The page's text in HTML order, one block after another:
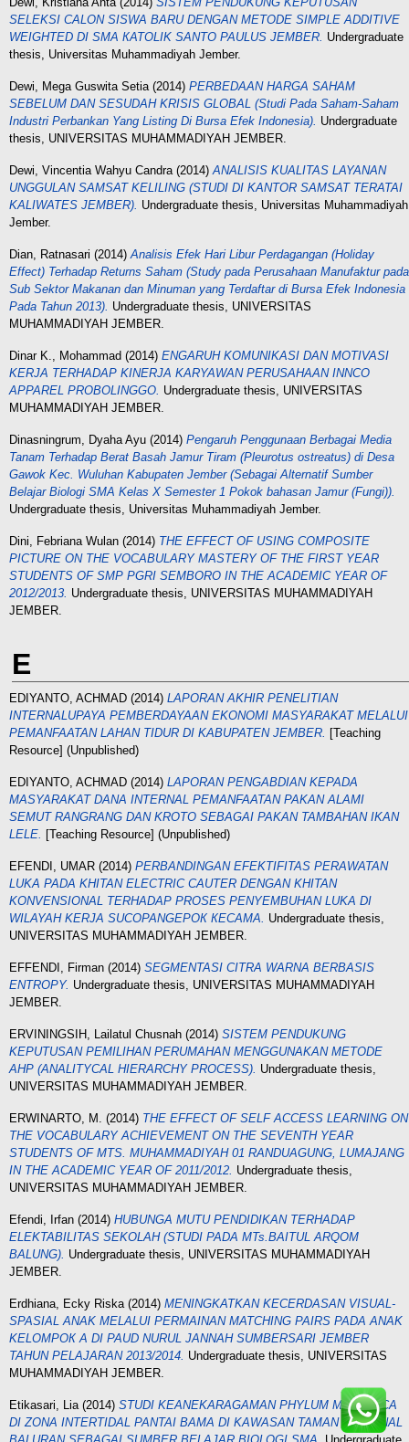
SELEKSI CALON SISWA BARU DENGAN METODE SIMPLE ADDITIVE
WEIGHTED DI SMA КАТОLIK SANTO PAULUS JEMBER. Undergraduate
thesis, Universitas Muhammadiyah Jember.
Dewi, Mega Guswita Setia(2014) PERBEDAAN HARGA SAHAM
SEBELUM DAN SESUDАН KRISIS GLOBAL (Studi Pada Saham-Saham
Industri Perbankan Yang Listing Di Bursa Efek Indonesia). Undergraduate
thesis, UNIVERSITAS MUHAMMADIYAH JEMBER.
Dewi, Vincentia Wahyu Candra(2014)ANALISIS KUALITAS LAYANAN
UNGGULAN SAMSAT KELILING (STUDI DI KANTOR SAMSAT TERATAI
KALIWATES JEMBER). Undergraduate thesis, Universitas Muhammadiyah
Jember.
Dian, Ratnasari (2014)Analisis Efek Hari Libur Perdagangan (Holiday
Effect) Terhadap Returns Saham (Study pada Perusahaan Manufaktur pada
Sub Sektor Makanan dan Minuman yang Terdaftar di Bursa Efek Indonesia
Pada Tahun 2013). Undergraduate thesis, UNIVERSITAS
MUHAMMADIYAH JEMBER.
Dinar K., Mohammad (2014) ENGARUH KOMUNIKASI DAN MOTIVASI
KERJA TERHADAP KINERJA KARYAWAN PERUSAHAAN INNCO
APPAREL PROBOLINGGO. Undergraduate thesis, UNIVERSITAS
MUHAMMADIYAH JEMBER.
Dinasningrum, Dyaha Ayu (2014) Pengaruh Penggunaan Berbagai Media
Tanam Terhadap Berat Basah Jamur Tiram (Pleurotus ostreatus) di Desa
Gawok Kec. Wuluhan Kabupaten Jember (Sebagai Alternatif Sumber
Belajar Biologi SMA Kelas X Semester 1 Pokok bahasan Jamur (Fungi)).
Undergraduate thesis, Universitas Muhammadiyah Jember.
Dini, Febriana Wulan (2014) THE EFFECT OF USING COMPOSITE
PICTURE ON THE VOCABULARY MASTERY OF THE FIRST YEAR
STUDENTS OF SMP PGRI SEMBORO IN THE ACADEMIC YEAR OF
2012/2013. Undergraduate thesis, UNIVERSITAS MUHAMMADIYAH
JEMBER.
E
EDIYANTO, ACHMAD (2014) LAPORAN AKHIR PENELITIAN
INTERNALUPAYA PEMBERDAYAAN EKONOMI MASYARAKAT MELALUI
PEMANFAATAN LAHAN TIDUR DI KABUPATEN JEMBER. [Teaching
Resource] (Unpublished)
EDIYANTO, ACHMAD (2014) LAPORAN PENGABDIAN KEPADA
MASYARAKAT DANA INTERNAL PEMANFAATAN PAKAN ALAMI
SEMUT RANGRANG DAN KROTO SEBAGAI PAKAN TAMBAHAN IKAN
LELE. [Teaching Resource] (Unpublished)
EFENDI, UMAR (2014) PERBANDINGAN EFEKTIFITAS PERAWATAN
LUKA PADA KHITAN ELECTRIC CAUTER DENGAN KHITAN
KONVENSIONAL TERHADAP PROSES PENYEMBUHAN LUKA DI
WILAYAH KERJA SUCOPANGEРОК КЕСAMA. Undergraduate thesis,
UNIVERSITAS MUHAMMADIYAH JEMBER.
EFFENDI, Firman (2014) SEGMENTASI CITRA WARNA BERBASIS
ENTROPY. Undergraduate thesis, UNIVERSITAS MUHAMMADIYAH
JEMBER.
ERVININGSIH, Lailatul Chusnah (2014) SISTEM PENDUKUNG
KEPUTUSAN PEMILIHAN PERUMAHAN MENGGUNAKAN METODE
AHP (ANALITYCAL HIERARCHY PROCESS). Undergraduate thesis,
UNIVERSITAS MUHAMMADIYAH JEMBER.
ERWINARTО, M. (2014) THE EFFECT OF SELF ACCESS LEARNING ON
THE VOCABULARY ACHIEVEMENT ON THE SEVENTH YEAR
STUDENTS OF MTS. MUHAMMADIYAH 01 RANDUAGUNG, LUMAJANG
IN THE ACADEMIC YEAR OF 2011/2012. Undergraduate thesis,
UNIVERSITAS MUHAMMADIYAH JEMBER.
Efendi, Irfan (2014) HUBUNGA MUTU PENDIDIKAN TERHADAP
ELEKTABILITAS SEKOLAH (STUDI PADA MTs.BAITUL ARQOM
BALUNG). Undergraduate thesis, UNIVERSITAS MUHAMMADIYAH
JEMBER.
Erdhiana, Ecky Riska(2014) MENINGKATKAN KECERDASAN VISUAL-
SPASIAL ANAK MELALUI PERMAINAN MATCHING PAIRS PADA ANAK
KELOMPOК А DI PAUD NURUL JANNAH SUMBERSARI JEMBER
TAHUN PELAJARAN 2013/2014. Undergraduate thesis, UNIVERSITAS
MUHAMMADIYAH JEMBER.
Etikasari, Lia(2014) STUDI KEANEKARAGAMAN PHYLUM MOLLUSCA
DI ZONA INTERTIDAL PANTAI BAMA DI KAWASAN TAMAN NASIONAL